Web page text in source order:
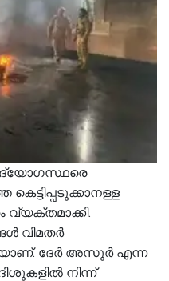
വ്യക്തമാക്കി.
വിമതര്‍
ദേര്‍ അസൂര്‍ എന്ന
നിന്ന്